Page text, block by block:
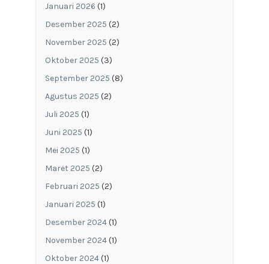
Januari 2026 (1)
Desember 2025 (2)
November 2025 (2)
Oktober 2025 (3)
September 2025 (8)
Agustus 2025 (2)
Juli 2025 (1)
Juni 2025 (1)
Mei 2025 (1)
Maret 2025 (2)
Februari 2025 (2)
Januari 2025 (1)
Desember 2024(1)
November 2024(1)
Oktober 2024(1)